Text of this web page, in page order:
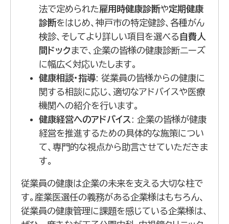
法で定められた雇用時健康診断や定期健康
診断をはじめ、神戸市の特定健診、各種がん
検診、そしてより詳しい項目を選べる 自費人
間ドックまで、企業の皆様の健康診断ニーズ
に幅広く対応いたします。
健康相談・指導: 従業員の皆様からの健康に
関する相談に応じ、適切なアドバイスや医療
機関への紹介を行います。
健康経営へのアドバイス : 企業の皆様が健康
経営を推進するための具体的な施策につい
て、専門的な視点から助言させていただきま
す。
従業員の健康は企業の未来を支える大切な柱で
す。産業医選任の義務がある企業様はもちろん、
従業員の健康管理に課題を感じている企業様は、